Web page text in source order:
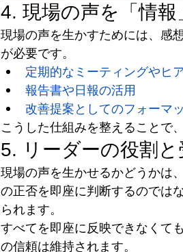
4. 現場の声を「情
現場の声を生かすためには、感
が必要です。
定期的なミーティングやヒ
報告書や日報の活用
改善提案としてのフォーマ
こうした仕組みを整えることで
5. リーダーの役割
現場の声を生かせるかどうかは
の正否を即座に判断するのでは
られます。
すべてを即座に反映できなくて
の信頼は維持されます。